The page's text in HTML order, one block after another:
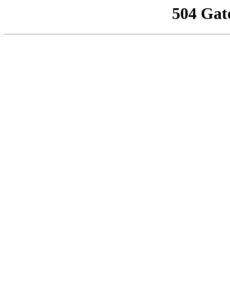
504